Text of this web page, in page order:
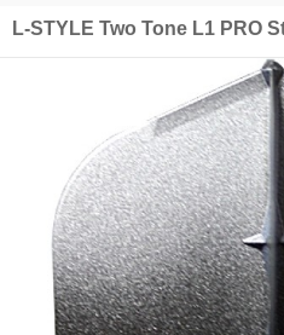
L-STYLE Two Tone L1 PRO